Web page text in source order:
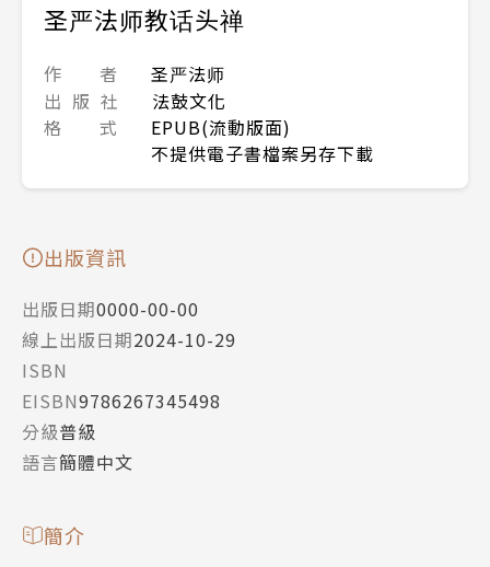
圣严法师教话头禅
作 者
圣严法师
出 版 社
法鼓文化
格 式
EPUB(流動版面)
不提供電子書檔案另存下載
出版資訊
出版日期0000-00-00
線上出版日期2024-10-29
ISBN
EISBN9786267345498
分級普級
語言簡體中文
簡介